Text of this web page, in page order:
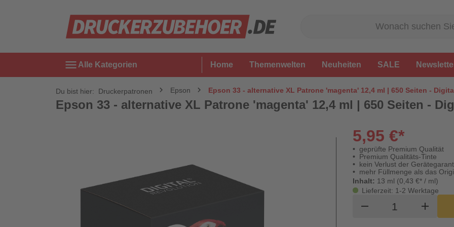
menu Alle Kategorien Home Themenwelten Neuheiten SALE
Du bist hier: Druckerpatronen Epson Epson 33 - alternative XL Patrone 'magenta' 12,4 ml | 650 Seiten -
Epson 33 - alternative XL Patrone 'magenta' 12,4 ml | 650 Seiten -
5,95 €*
geprüfte Premium Qualität
Premium Qualitäts-Tinte
kein Verlust der
mehr Füllmenge als das
Inhalt: 13 ml (0,43 €* / ml)
Lieferzeit: 1-2 Werktage
remove Produktadd